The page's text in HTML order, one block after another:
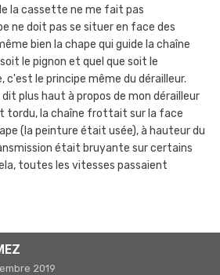
la cassette ne me fait pas
ne doit pas se situer en face des
bien la chape qui guide la chaîne
le pignon et quel que soit le
c'est le principe même du dérailleur.
dit plus haut à propos de mon dérailleur
tordu, la chaîne frottait sur la face
(la peinture était usée), à hauteur du
était bruyante sur certains
toutes les vitesses passaient
2019